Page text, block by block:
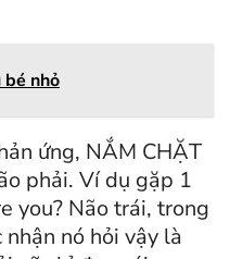
bé nhỏ
ứng, NẮM CHẶT
phải. Ví dụ gặp 1
you? Não trái, trong
nó hỏi vậy là